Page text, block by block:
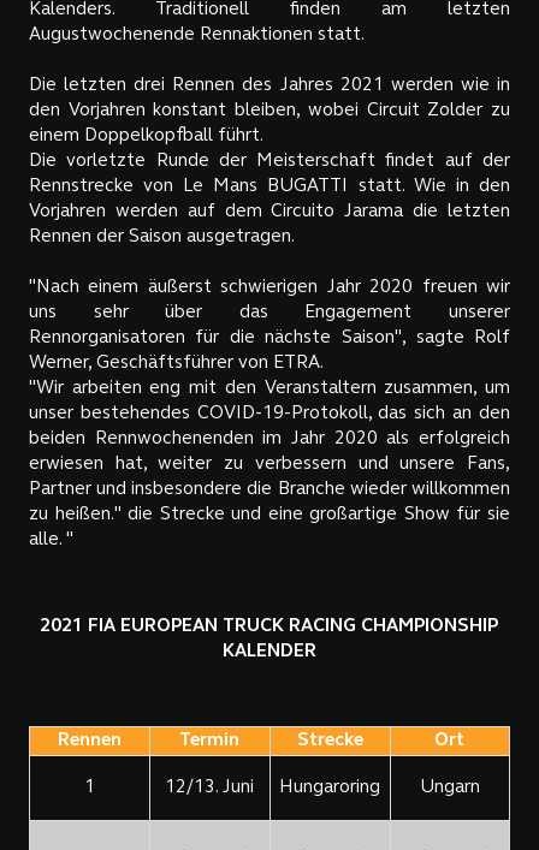
Kalenders. Traditionell finden am letzten
Augustwochenende Rennaktionen statt.
Die letzten drei Rennen des Jahres 2021 werden wie in
den Vorjahren konstant bleiben, wobei Circuit Zolder zu
einem Doppelkopfball führt.
Die vorletzte Runde der Meisterschaft findet auf der
Rennstrecke von Le Mans BUGATTI statt. Wie in den
Vorjahren werden auf dem Circuito Jarama die letzten
Rennen der Saison ausgetragen.
"Nach einem äußerst schwierigen Jahr 2020 freuen wir
uns sehr über das Engagement unserer
Rennorganisatoren für die nächste Saison", sagte Rolf
Werner, Geschäftsführer von ETRA.
"Wir arbeiten eng mit den Veranstaltern zusammen, um
unser bestehendes COVID-19-Protokoll, das sich an den
beiden Rennwochenenden im Jahr 2020 als erfolgreich
erwiesen hat, weiter zu verbessern und unsere Fans,
Partner und insbesondere die Branche wieder willkommen
zu heißen." die Strecke und eine großartige Show für sie
alle. "
2021 FIA EUROPEAN TRUCK RACING CHAMPIONSHIP
KALENDER
Rennen Termin Strecke Ort
1 12/13. Juni Hungaroring Ungarn